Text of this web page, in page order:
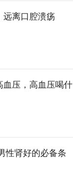
远离口腔溃疡
血压，高血压喝什
性肾好的必备条